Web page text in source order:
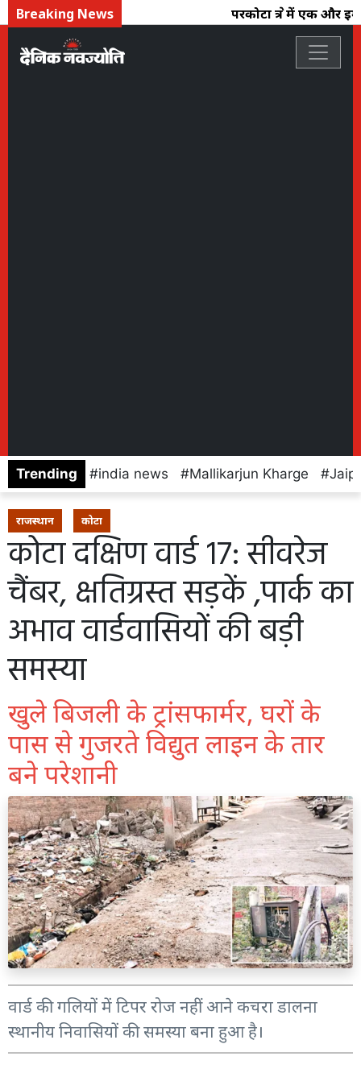
Breaking News परकोटा क्षेत्र में एक और
Trending india news Mallikarjun Kharge
राजस्थान कोटा
कोटा दक्षिण वार्ड 17: सीवरेज
चैंबर, क्षतिग्रस्त सड़कें ,पार्क का
अभाव वार्डवासियों की बड़ी
समस्या
खुले बिजली के ट्रांसफार्मर, घरों के
पास से गुजरते विद्युत लाइन के तार
बने परेशानी
वार्ड की गलियों में टिपर रोज नहीं आने कचरा डालना
स्थानीय निवासियों की समस्या बना हुआ है।